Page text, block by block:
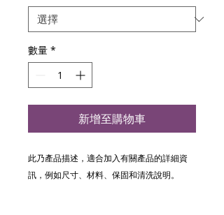
數量 *
新增至購物車
此乃產品描述，適合加入有關產品的詳細資
訊，例如尺寸、材料、保固和清洗說明。